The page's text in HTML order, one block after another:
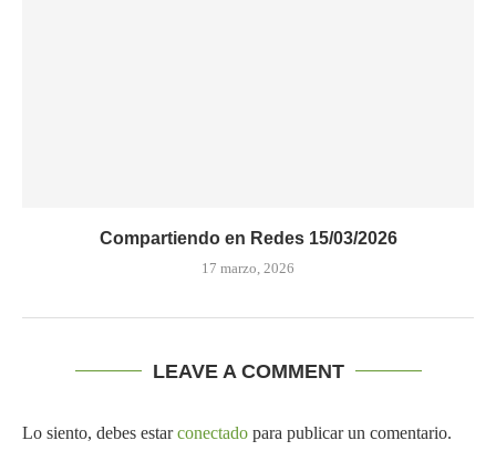
Compartiendo en Redes 15/03/2026
17 marzo, 2026
LEAVE A COMMENT
Lo siento, debes estarconectado para publicar un comentario.